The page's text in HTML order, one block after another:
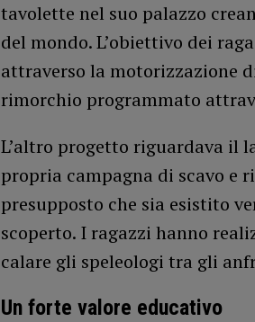
tavolette nel suo palazzo
del mondo. L’obiettivo dei
attraverso la motorizzazione
rimorchio programmato
L’altro progetto riguardava il
propria campagna di scavo e
presupposto che sia esistito
scoperto. I ragazzi hanno
calare gli speleologi tra gli
Un forte valore educativo